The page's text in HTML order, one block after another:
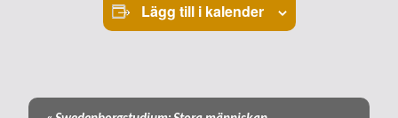
Lägg till i kalender